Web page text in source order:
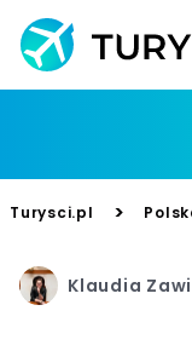
Turysci.pl >
Klaudia